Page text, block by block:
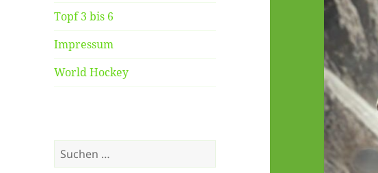
Topf 3 bis 6
Impressum
World Hockey
Suche
nach: